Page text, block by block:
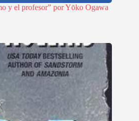
y el profesor” por Yōko Ogawa